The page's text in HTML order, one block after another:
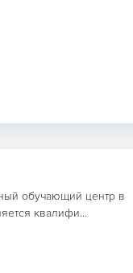
обучающий центр в
квалифи...